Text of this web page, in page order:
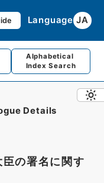
Language JA
Alphabetical
Index Search
Details
の署名に関す